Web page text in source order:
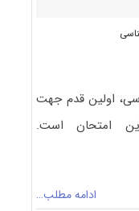
اولین قدم جهت
امتحان است.
ادامه مطلب…